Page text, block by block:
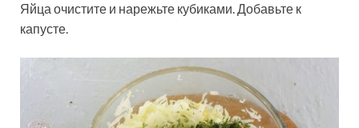
Яйца очистите и нарежьте кубиками. Добавьте к
капусте.